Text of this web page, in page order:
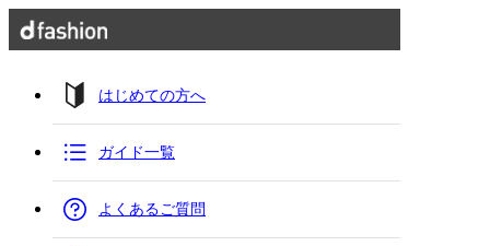
はじめての方へ
ガイド一覧
よくあるご質問